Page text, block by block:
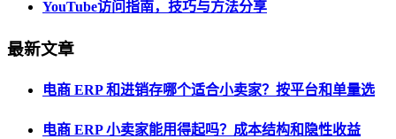
YouTube访问指南，技巧与方法分享
最新文章
电商 ERP 和进销存哪个适合小卖家？按平台和单量选
电商 ERP 小卖家能用得起吗？成本结构和隐性收益